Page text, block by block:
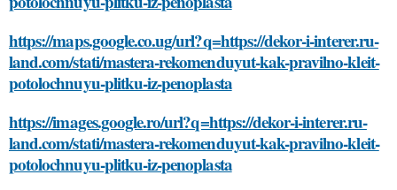
https://maps.google.co.ug/url?q=https://dekor-i-interer.ru-
land.com/stati/mastera-rekomenduyut-kak-pravilno-kleit-
potolochnuyu-plitku-iz-penoplasta
https://images.google.ro/url?q=https://dekor-i-interer.ru-
land.com/stati/mastera-rekomenduyut-kak-pravilno-kleit-
potolochnuyu-plitku-iz-penoplasta